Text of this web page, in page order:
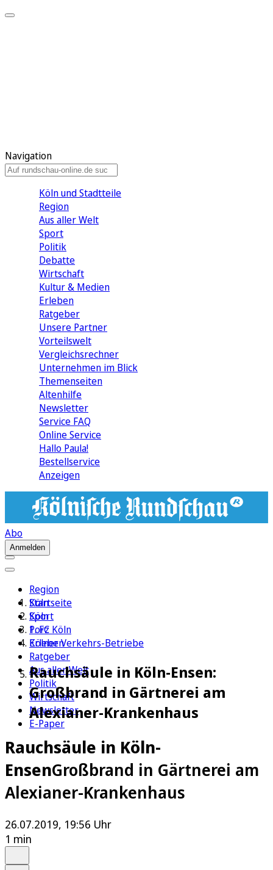
Navigation
Köln und Stadtteile
Region
Aus aller Welt
Sport
Politik
Debatte
Wirtschaft
Kultur & Medien
Erleben
Ratgeber
Unsere Partner
Vorteilswelt
Vergleichsrechner
Unternehmen im Blick
Themenseiten
Altenhilfe
Newsletter
Service FAQ
Online Service
Hallo Paula!
Bestellservice
Anzeigen
Abo
Anmelden
Region
Köln
Sport
1. FC Köln
Erleben
Ratgeber
Aus aller Welt
Politik
Wirtschaft
Newsletter
E-Paper
Startseite
Köln
Porz
Kölner Verkehrs-Betriebe
Rauchsäule in Köln-Ensen:
Großbrand in Gärtnerei am
Alexianer-Krankenhaus
Rauchsäule in Köln-
EnsenGroßbrand in Gärtnerei am
Alexianer-Krankenhaus
26.07.2019, 19:56 Uhr
1 min